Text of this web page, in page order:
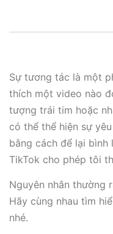
Sự tương tác là một
thích một video nào
tượng trái tim hoặc
có thể thể hiện sự
bằng cách để lại bình
TikTok cho phép tôi
Nguyên nhân thường
Hãy cùng nhau tìm
nhé.